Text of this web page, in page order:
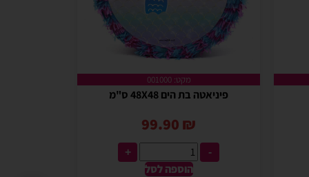
מקט: 001000
פיניאטה בת הים 48X48 ס"מ
99.90 ₪
-
+
הוספה לסל